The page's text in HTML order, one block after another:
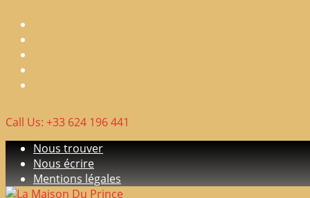
content
Call Us: +33 624 196 441
Nous trouver
Nous écrire
Mentions légales